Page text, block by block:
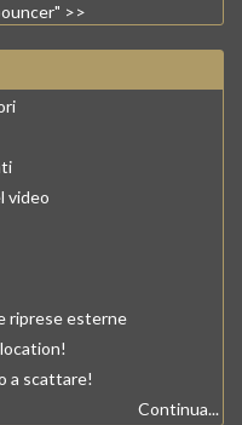
>>
video
riprese esterne
a scattare!
Continua...